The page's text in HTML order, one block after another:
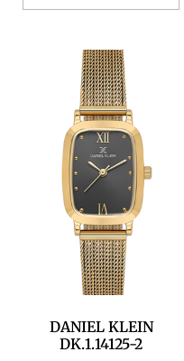
DANIEL KLEIN
DK.1.14125-2